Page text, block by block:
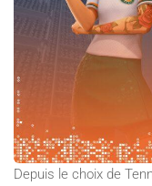
Depuis le choix de